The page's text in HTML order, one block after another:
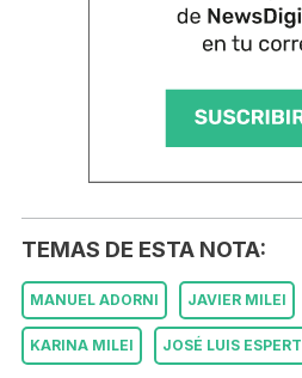
TEMAS DE ESTA NOTA:
MANUEL ADORNI JAVIER MILEI
KARINA MILEI JOSÉ LUIS ESPERT